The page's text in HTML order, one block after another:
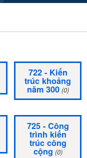
722 - Kiến
trúc khoảng
năm 300(0)
725 - Công
trình kiến
trúc công
cộng (0)